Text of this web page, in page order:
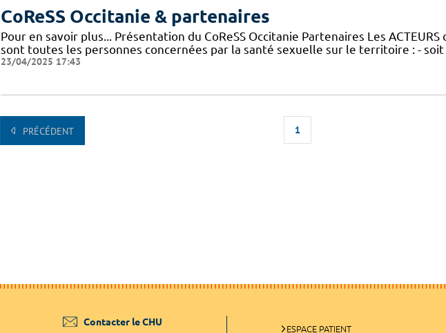
CoReSS Occitanie & partenaires
Pour en savoir plus... Présentation du CoReSS Occitanie Partenaires Les ACTEURS
sont toutes les personnes concernées par la santé sexuelle sur le territoire : - soit
23/04/2025 17:43
PRÉCÉDENT 1
Contacter le CHU
ESPACE PATIENT